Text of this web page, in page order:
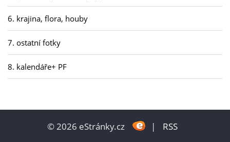
6. krajina, flora, houby
7. ostatní fotky
8. kalendáře+ PF
© 2026 eStránky.cz | RSS